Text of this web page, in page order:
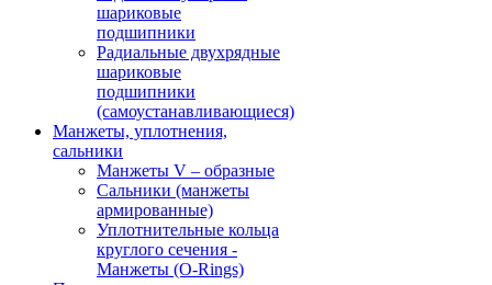
шариковые
подшипники
Радиальные двухрядные
шариковые
подшипники
(самоустанавливающиеся)
Манжеты, уплотнения,
сальники
Манжеты V – образные
Сальники (манжеты
армированные)
Уплотнительные кольца
круглого сечения -
Манжеты (O-Rings)